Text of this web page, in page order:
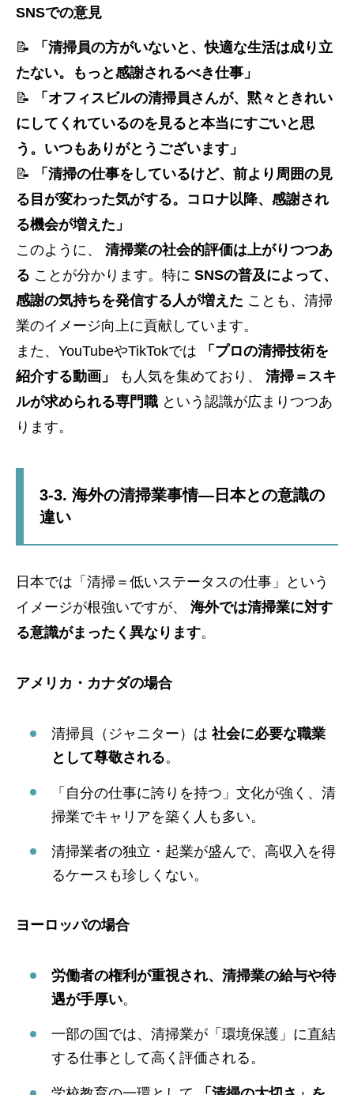
SNSでの意見
📝
「清掃員の方がいないと、快適な生活は成り立
たない。もっと感謝されるべき仕事」
📝
「オフィスビルの清掃員さんが、黙々ときれい
にしてくれているのを見ると本当にすごいと思
う。いつもありがとうございます」
📝
「清掃の仕事をしているけど、前より周囲の見
る目が変わった気がする。コロナ以降、感謝され
る機会が増えた」
このように、 清掃業の社会的評価は上がりつつあ
る ことが分かります。特に SNSの普及によって、
感謝の気持ちを発信する人が増えた ことも、清掃
業のイメージ向上に貢献しています。
また、YouTubeやTikTokでは
「プロの清掃技術を
紹介する動画」
も人気を集めており、 清掃＝スキ
ルが求められる専門職 という認識が広まりつつあ
ります。
3-3. 海外の清掃業事情—日本との意識の
違い
日本では「清掃＝低いステータスの仕事」という
イメージが根強いですが、 海外では清掃業に対す
る意識がまったく異なります。
アメリカ・カナダの場合
清掃員（ジャニター）は 社会に必要な職業
として尊敬される。
「自分の仕事に誇りを持つ」文化が強く、清
掃業でキャリアを築く人も多い。
清掃業者の独立・起業が盛んで、高収入を得
るケースも珍しくない。
ヨーロッパの場合
労働者の権利が重視され、清掃業の給与や待
遇が手厚い。
一部の国では、清掃業が「環境保護」に直結
する仕事として高く評価される。